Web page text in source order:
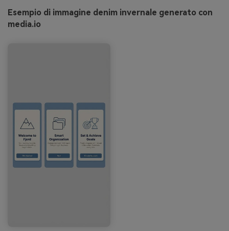
Esempio di immagine denim invernale generato con
media.io